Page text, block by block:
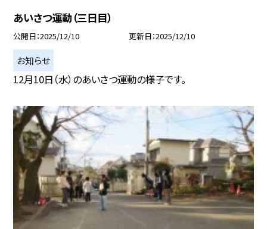
あいさつ運動（三日目）
公開日 2025/12/10 更新日 2025/12/10
お知らせ
12月10日（水）のあいさつ運動の様子です。